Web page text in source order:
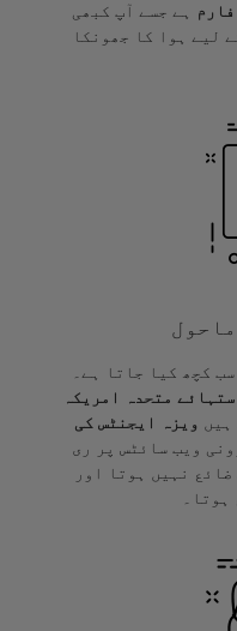
ہے جسے آپ کبھی
لیے ہوا کا جھونکا
کچھ کیا جاتا ہے۔
متحدہ امریکہ
ویزہ ایجنٹس کی
ویب سائٹس پر ری
نہیں ہوتا اور